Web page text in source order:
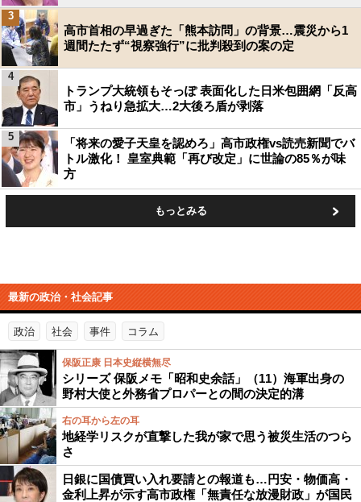
高市首相の早過ぎた「熊本訪問」の背景…震災から1
週間たたず“視察強行”に批判殺到の案の定
3
トランプ大統領もそっぽ 表面化した日米包囲網「反高
市」うねり急拡大…2大後ろ盾が剥落
4
「将来の愛子天皇を認めろ」高市政権vs読売新聞でバ
トル激化！ 皇室典範「再び改定」に世論の85％が味
方
5
もっとみる
最新の政治・社会記事
政治 社会 事件 コラム
保阪正康 日本史縦横無尽
シリーズ 保阪メモ「昭和史余話」（11）海軍出身の
野村大使と外務省プロパーとの間の決定的溝
右の耳から左の耳
地経学リスクが直撃した我が家で思う被災生活のつら
さ
日銀に国債買い入れ要請との報道も…円安・物価高・
金利上昇が示す高市政権「無責任な放漫財政」が国民